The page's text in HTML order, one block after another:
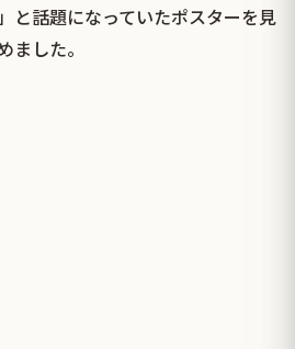
と話題になっていたポスターを見
ました。